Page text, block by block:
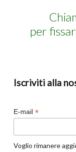
per
Iscriviti alla
E-mail *
Voglio rimanere